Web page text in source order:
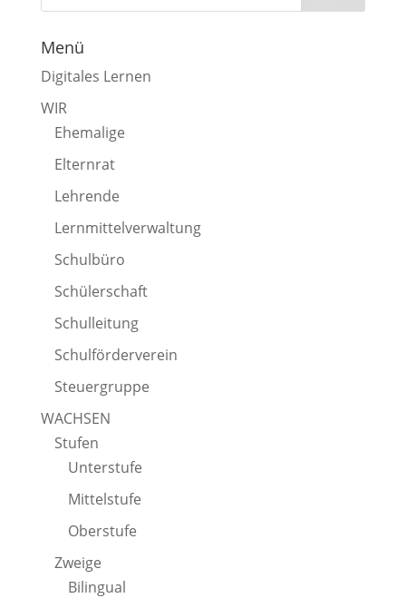
Menü
Digitales Lernen
WIR
Ehemalige
Elternrat
Lehrende
Lernmittelverwaltung
Schulbüro
Schülerschaft
Schulleitung
Schulförderverein
Steuergruppe
WACHSEN
Stufen
Unterstufe
Mittelstufe
Oberstufe
Zweige
Bilingual